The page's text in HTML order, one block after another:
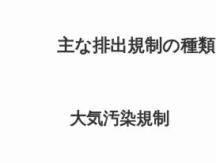
主な排出規制の種類
大気汚染規制